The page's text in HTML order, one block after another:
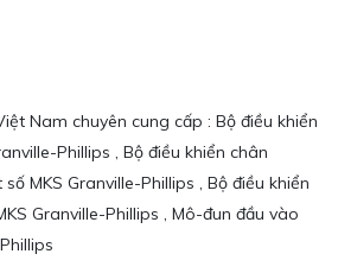
Nam chuyên cung cấp : Bộ điều khiển
Phillips , Bộ điều khiển chân
MKS Granville-Phillips , Bộ điều khiển
Granville-Phillips , Mô-đun đầu vào